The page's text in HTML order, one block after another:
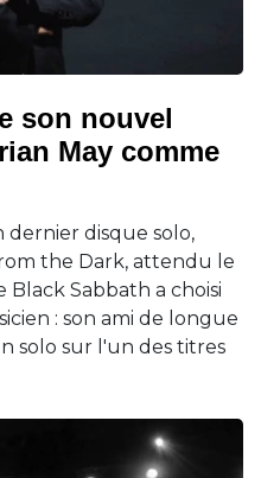
son nouvel
May comme
dernier disque solo,
the Dark, attendu le
Sabbath a choisi
: son ami de longue
solo sur l'un des titres